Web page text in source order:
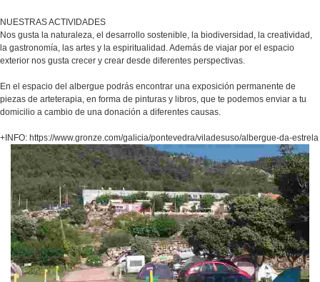
NUESTRAS ACTIVIDADES
Nos gusta la naturaleza, el desarrollo sostenible, la biodiversidad, la creatividad,
la gastronomía, las artes y la espiritualidad. Además de viajar por el espacio
exterior nos gusta crecer y crear desde diferentes perspectivas.
En el espacio del albergue podrás encontrar una exposición permanente de
piezas de arteterapia, en forma de pinturas y libros, que te podemos enviar a tu
domicilio a cambio de una donación a diferentes causas.
+INFO: https://www.gronze.com/galicia/pontevedra/viladesuso/albergue-da-estrela